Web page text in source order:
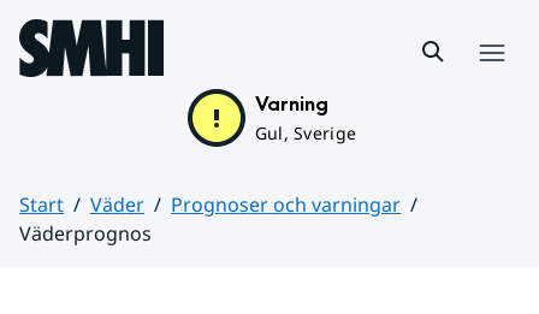
Hoppa till sidans innehåll
Varning
Gul, Sverige
Start Väder
Prognoser och varningar
Väderprognos